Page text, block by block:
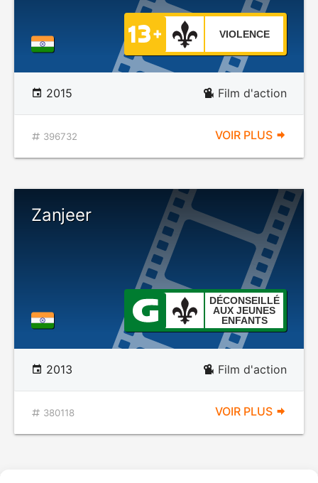
VIOLENCE
2015 Film d'action
396732 VOIR PLUS
Zanjeer
DÉCONSEILLÉ
AUX JEUNES
ENFANTS
2013 Film d'action
380118 VOIR PLUS